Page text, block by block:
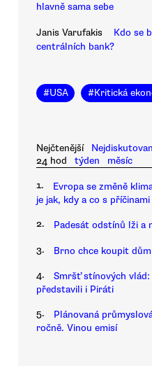
hlavně sama sebe
Janis Varufakis
Kdo se
centrálních bank?
#USA #Kritická
Nejčtenější
24 hod
týden měsíc
1.
Evropa se změně
je jak, kdy a co s příčinami
2. Padesát odstínů lži a
3. Brno chce koupit
4.
Smršť stínových vlád:
představili i Piráti
5.
Plánovaná
ročně. Vinou emisí